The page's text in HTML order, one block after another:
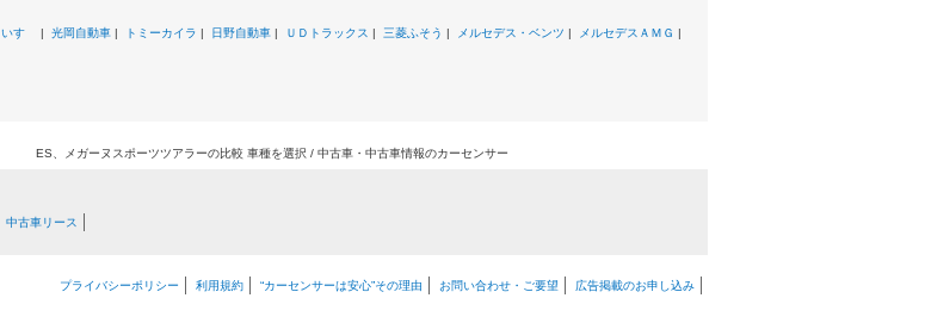
いすゞ | 光岡自動車 | トミーカイラ | 日野自動車 | ＵＤトラックス | 三菱ふそう | メルセデス・ベンツ | メルセデスＡＭＧ |
ES、メガーヌスポーツツアラーの比較 車種を選択 / 中古車・中古車情報のカーセンサー
中古車リース
プライバシーポリシー 利用規約 “カーセンサーは安心”その理由 お問い合わせ・ご要望 広告掲載のお申し込み